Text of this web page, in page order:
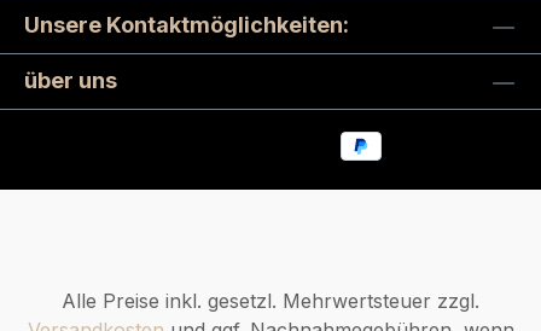
Unsere Kontaktmöglichkeiten:
über uns
Alle Preise inkl. gesetzl. Mehrwertsteuer zzgl.